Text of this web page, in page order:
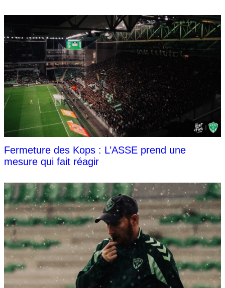
Fermeture des Kops : L’ASSE prend une
mesure qui fait réagir